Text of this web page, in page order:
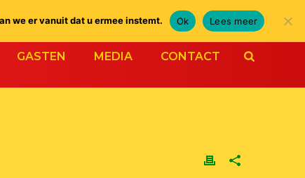
GASTEN MEDIA CONTACT
we er vanuit dat u ermee instemt. Ok Lees meer